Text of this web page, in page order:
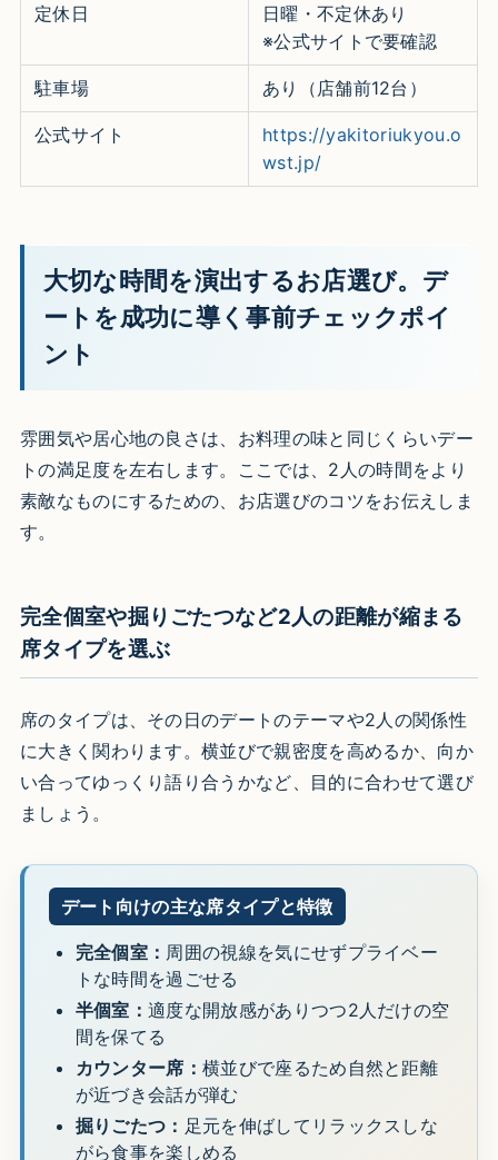
定休日
日曜・不定休あり
※公式サイトで要確認
駐車場 あり（店舗前12台）
公式サイト
https://yakitoriukyou.o
wst.jp/
大切な時間を演出するお店選び。デ
ートを成功に導く事前チェックポイ
ント
雰囲気や居心地の良さは、お料理の味と同じくらいデー
トの満足度を左右します。ここでは、2人の時間をより
素敵なものにするための、お店選びのコツをお伝えしま
す。
完全個室や掘りごたつなど2人の距離が縮まる
席タイプを選ぶ
席のタイプは、その日のデートのテーマや2人の関係性
に大きく関わります。横並びで親密度を高めるか、向か
い合ってゆっくり語り合うかなど、目的に合わせて選び
ましょう。
デート向けの主な席タイプと特徴
完全個室： 周囲の視線を気にせずプライベー
トな時間を過ごせる
半個室： 適度な開放感がありつつ2人だけの空
間を保てる
カウンター席： 横並びで座るため自然と距離
が近づき会話が弾む
掘りごたつ： 足元を伸ばしてリラックスしな
がら食事を楽しめる